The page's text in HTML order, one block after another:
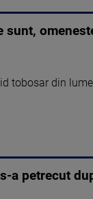
sunt,
tobosar din
a petrecut